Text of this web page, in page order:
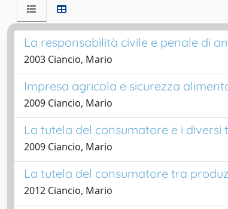
La responsabilità civile e penale di
2003 Ciancio, Mario
Impresa agricola e sicurezza
2009 Ciancio, Mario
La tutela del consumatore e i diversi
2009 Ciancio, Mario
La tutela del consumatore tra
2012 Ciancio, Mario